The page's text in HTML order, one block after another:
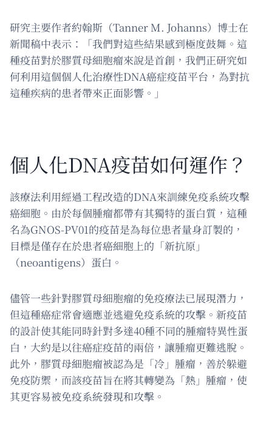
研究主要作者約翰斯（Tanner M. Johanns）博士在
新聞稿中表示：「我們對這些結果感到極度鼓舞。這
種疫苗對於膠質母細胞瘤來說是首創，我們正研究如
何利用這個個人化治療性DNA癌症疫苗平台，為對抗
這種疾病的患者帶來正面影響。」
個人化DNA疫苗如何運作？
該療法利用經過工程改造的DNA來訓練免疫系統攻擊
癌細胞。由於每個腫瘤都帶有其獨特的蛋白質，這種
名為GNOS-PV01的疫苗是為每位患者量身訂製的，
目標是僅存在於患者癌細胞上的「新抗原」
（neoantigens）蛋白。
儘管一些針對膠質母細胞瘤的免疫療法已展現潛力，
但這種癌症常會適應並逃避免疫系統的攻擊。新疫苗
的設計使其能同時針對多達40種不同的腫瘤特異性蛋
白，大約是以往癌症疫苗的兩倍，讓腫瘤更難逃脫。
此外，膠質母細胞瘤被認為是「冷」腫瘤，善於躲避
免疫防禦，而該疫苗旨在將其轉變為「熱」腫瘤，使
其更容易被免疫系統發現和攻擊。